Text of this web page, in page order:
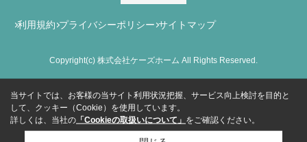
利用規約 プライバシーポリシー サイトマップ
Copyright(c) 株式会社ケーズホーム All Rights Reserved.
当サイトでは、お客様の当サイト利用状況把握、サービス向上検討を目的と
して、クッキー（Cookie）を使用しています。
詳しくは、当社の 「Cookieの取扱いについて」 をご確認ください。